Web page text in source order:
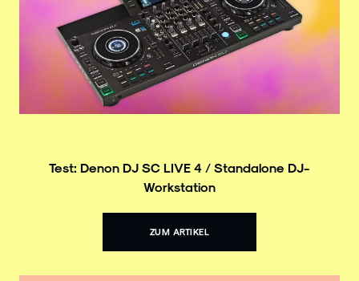
Test: Denon DJ SC LIVE 4 / Standalone DJ-
Workstation
ZUM ARTIKEL